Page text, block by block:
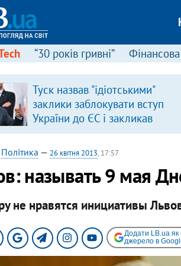
“30 років гривні”
Туск назвав "ідіотськими"
заклики заблокувати вступ
України до ЄС і закликав
припинити антиукраїнську
риторику
Політика — 26 квітня 2013, 17:57
называть 9 мая
не нравятся инициативы
Додати LB.ua
джерело в